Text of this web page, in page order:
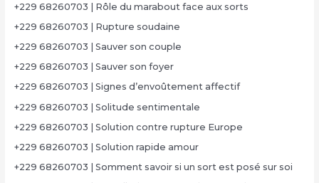
+229 68260703 | Rôle du marabout face aux sorts
+229 68260703 | Rupture soudaine
+229 68260703 | Sauver son couple
+229 68260703 | Sauver son foyer
+229 68260703 | Signes d’envoûtement affectif
+229 68260703 | Solitude sentimentale
+229 68260703 | Solution contre rupture Europe
+229 68260703 | Solution rapide amour
+229 68260703 | Somment savoir si un sort est posé sur soi